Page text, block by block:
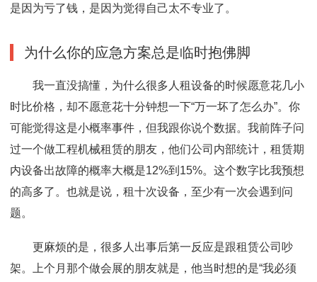
是因为亏了钱，是因为觉得自己太不专业了。
为什么你的应急方案总是临时抱佛脚
我一直没搞懂，为什么很多人租设备的时候愿意花几小
时比价格，却不愿意花十分钟想一下“万一坏了怎么办”。你
可能觉得这是小概率事件，但我跟你说个数据。我前阵子问
过一个做工程机械租赁的朋友，他们公司内部统计，租赁期
内设备出故障的概率大概是12%到15%。这个数字比我预想
的高多了。也就是说，租十次设备，至少有一次会遇到问
题。
更麻烦的是，很多人出事后第一反应是跟租赁公司吵
架。上个月那个做会展的朋友就是，他当时想的是“我必须